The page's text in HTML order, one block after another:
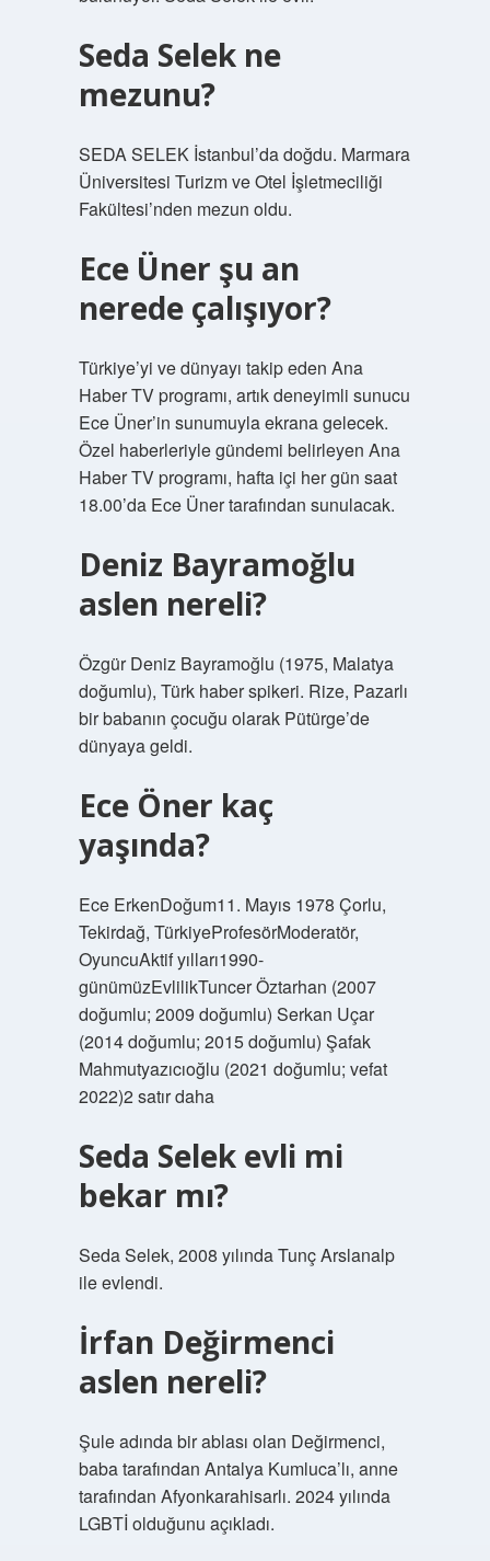
Seda Selek ne
mezunu?
SEDA SELEK İstanbul’da doğdu. Marmara
Üniversitesi Turizm ve Otel İşletmeciliği
Fakültesi’nden mezun oldu.
Ece Üner şu an
nerede çalışıyor?
Türkiye’yi ve dünyayı takip eden Ana
Haber TV programı, artık deneyimli sunucu
Ece Üner’in sunumuyla ekrana gelecek.
Özel haberleriyle gündemi belirleyen Ana
Haber TV programı, hafta içi her gün saat
18.00’da Ece Üner tarafından sunulacak.
Deniz Bayramoğlu
aslen nereli?
Özgür Deniz Bayramoğlu (1975, Malatya
doğumlu), Türk haber spikeri. Rize, Pazarlı
bir babanın çocuğu olarak Pütürge’de
dünyaya geldi.
Ece Öner kaç
yaşında?
Ece ErkenDoğum11. Mayıs 1978 Çorlu,
Tekirdağ, TürkiyeProfesörModeratör,
OyuncuAktif yılları1990-
günümüzEvlilikTuncer Öztarhan (2007
doğumlu; 2009 doğumlu) Serkan Uçar
(2014 doğumlu; 2015 doğumlu) Şafak
Mahmutyazıcıoğlu (2021 doğumlu; vefat
2022)2 satır daha
Seda Selek evli mi
bekar mı?
Seda Selek, 2008 yılında Tunç Arslanalp
ile evlendi.
İrfan Değirmenci
aslen nereli?
Şule adında bir ablası olan Değirmenci,
baba tarafından Antalya Kumluca’lı, anne
tarafından Afyonkarahisarlı. 2024 yılında
LGBTİ olduğunu açıkladı.